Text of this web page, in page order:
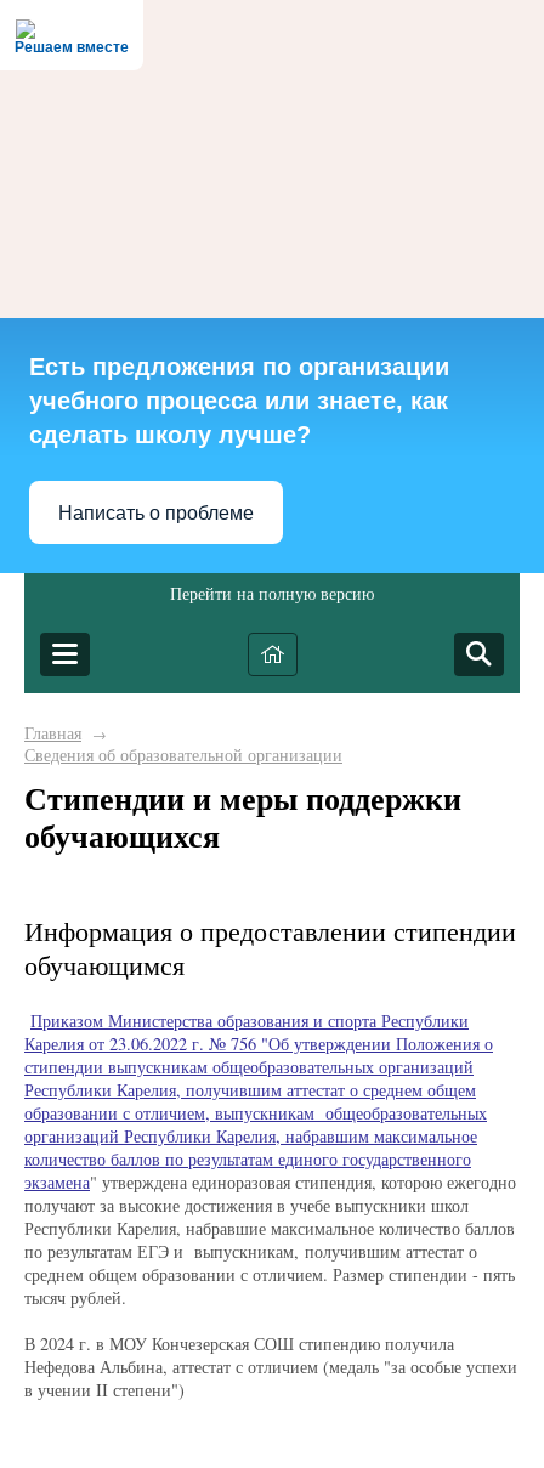
Решаем вместе
Есть предложения по организации
учебного процесса или знаете, как
сделать школу лучше?
Написать о проблеме
Перейти на полную версию
Главная →
Сведения об образовательной организации
Стипендии и меры поддержки
обучающихся
Информация о предоставлении стипендии
обучающимся
Приказом Министерства образования и спорта Республики
Карелия от 23.06.2022 г. № 756 "Об утверждении Положения о
стипендии выпускникам общеобразовательных организаций
Республики Карелия, получившим аттестат о среднем общем
образовании с отличием, выпускникам общеобразовательных
организаций Республики Карелия, набравшим максимальное
количество баллов по результатам единого государственного
экзамена" утверждена единоразовая стипендия, которою ежегодно
получают за высокие достижения в учебе выпускники школ
Республики Карелия, набравшие максимальное количество баллов
по результатам ЕГЭ и выпускникам, получившим аттестат о
среднем общем образовании с отличием. Размер стипендии - пять
тысяч рублей.
В 2024 г. в МОУ Кончезерская СОШ стипендию получила
Нефедова Альбина, аттестат с отличием (медаль "за особые успехи
в учении II степени")